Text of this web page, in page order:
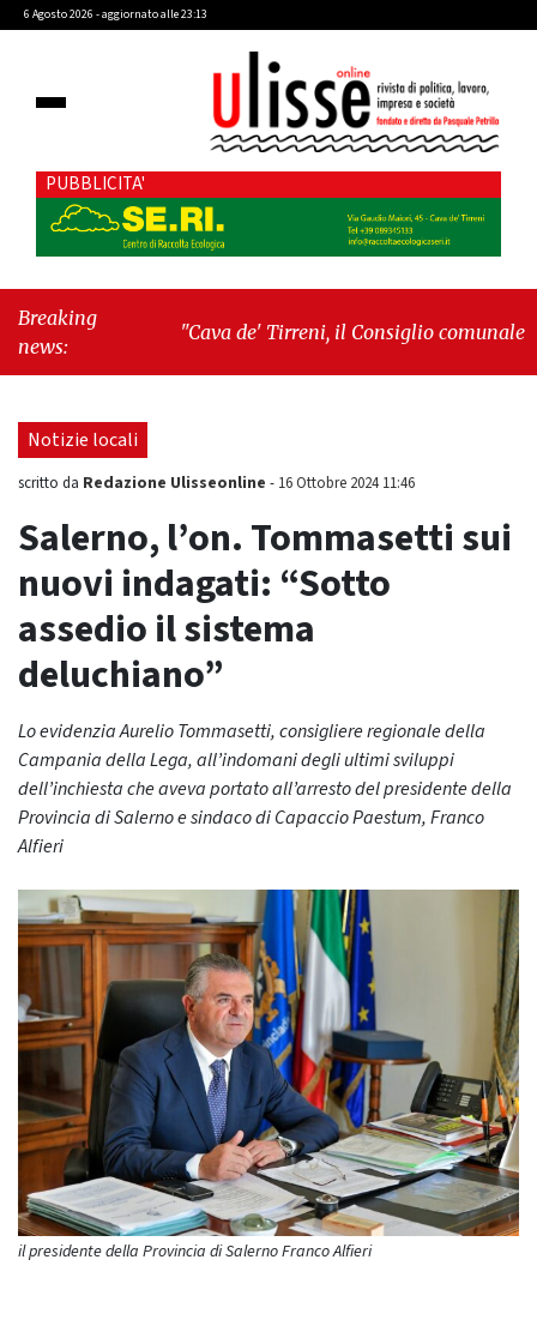
6 Agosto 2026 - aggiornato alle 23:13
PUBBLICITA'
Breaking
news:
"Cava de' Tirreni, il Consiglio comunale
Mare, giornata storica: la ceramica ammessa
alla fase europea per l’IGP"
Notizie locali
scritto da Redazione Ulisseonline - 16 Ottobre 2024 11:46
Salerno, l’on. Tommasetti sui
nuovi indagati: “Sotto
assedio il sistema
deluchiano”
Lo evidenzia Aurelio Tommasetti, consigliere regionale della
Campania della Lega, all’indomani degli ultimi sviluppi
dell’inchiesta che aveva portato all’arresto del presidente della
Provincia di Salerno e sindaco di Capaccio Paestum, Franco
Alfieri
il presidente della Provincia di Salerno Franco Alfieri